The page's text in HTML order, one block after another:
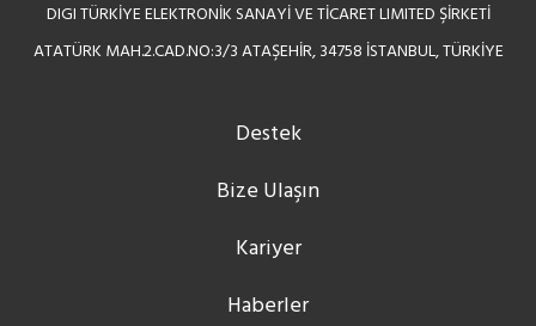
DIGI TÜRKİYE ELEKTRONİK SANAYİ VE TİCARET LIMITED ŞİRKETİ
ATATÜRK MAH.2.CAD.NO:3/3 ATAŞEHİR, 34758 İSTANBUL, TÜRKİYE
Destek
Bize Ulaşın
Kariyer
Haberler